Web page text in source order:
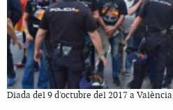
Diada del 9 d'octubre del 2017 a València